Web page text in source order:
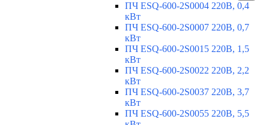
ПЧ ESQ-600-2S0004 220В, 0,4
кВт
ПЧ ESQ-600-2S0007 220В, 0,7
кВт
ПЧ ESQ-600-2S0015 220В, 1,5
кВт
ПЧ ESQ-600-2S0022 220В, 2,2
кВт
ПЧ ESQ-600-2S0037 220В, 3,7
кВт
ПЧ ESQ-600-2S0055 220В, 5,5